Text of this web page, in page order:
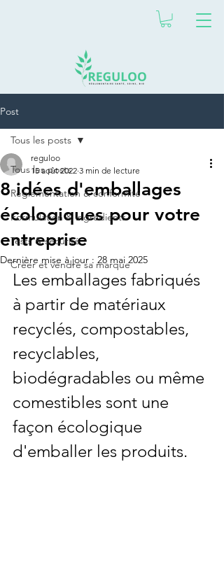
Post
Tous les posts
Réglementation & conformité
Formulation & ingrédients
Tests & sécurité
Créer et vendre sa marque
Tous les posts
8 idées d'emballages
écologiques pour votre
entreprise
reguloo
15 août 2022 3 min de lecture
Dernière mise à jour : 28 mai 2025
Les emballages fabriqués
à partir de matériaux
recyclés, compostables,
recyclables,
biodégradables ou même
comestibles sont une
façon écologique
d'emballer les produits.